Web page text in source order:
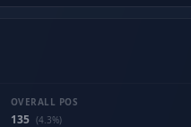
OVERALL POS
135 (4.3%)